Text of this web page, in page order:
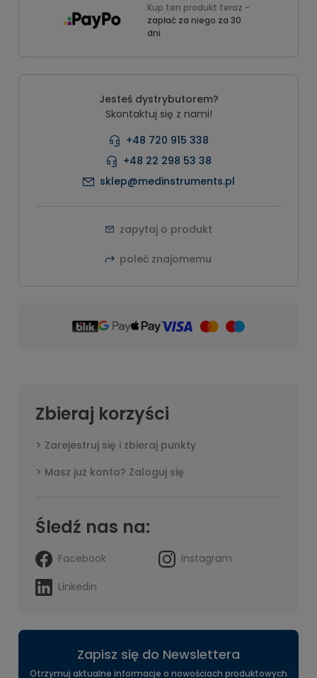
Kup ten produkt teraz -
zapłać za niego za 30
dni
Jesteś dystrybutorem?
Skontaktuj się z nami!
+48 720 915 338
+48 22 298 53 38
sklep@medinstruments.pl
zapytaj o produkt
poleć znajomemu
Zbieraj korzyści
Zarejestruj się i zbieraj punkty
Masz już konto? Zaloguj się
Śledź nas na:
Facebook
Instagram
Linkedin
Zapisz się do Newslettera
Otrzymuj aktualne informacje o nowościach produktowych